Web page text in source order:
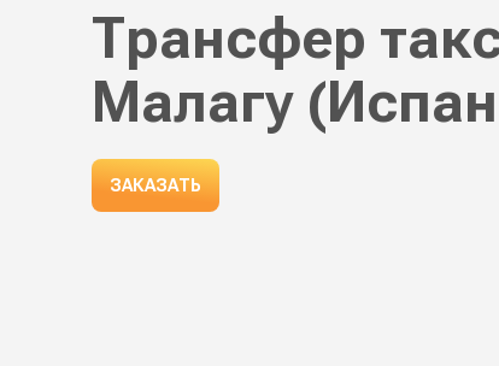
Трансфер
Малагу
ЗАКАЗАТЬ